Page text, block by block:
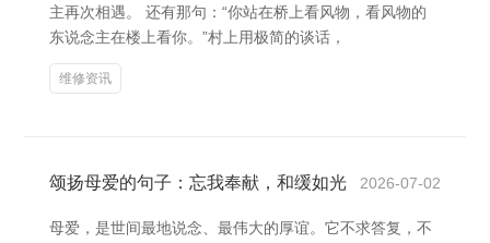
主再次相遇。 还有那句：“你站在桥上看风物，看风物的
东说念主在楼上看你。”村上用极简的谈话，
维修资讯
颂扬母爱的句子：忘我奉献，和缓如光 2026-07-02
母爱，是世间最地说念、最伟大的厚谊。它不求答复，不